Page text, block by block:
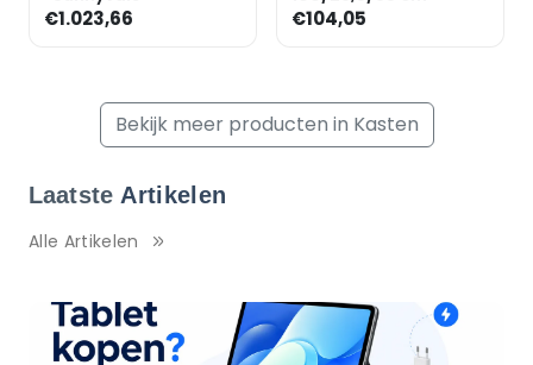
€1.023,66 €104,05
Bekijk meer producten in Kasten
Laatste Artikelen
Alle Artikelen